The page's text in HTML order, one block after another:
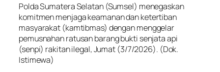
Polda Sumatera Selatan (Sumsel) menegaskan
komitmen menjaga keamanan dan ketertiban
masyarakat (kamtibmas) dengan menggelar
pemusnahan ratusan barang bukti senjata api
(senpi) rakitan ilegal, Jumat (3/7/2026). (Dok.
Istimewa)